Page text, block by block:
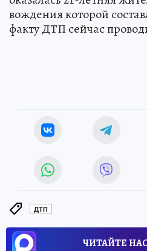
вождения которой
факту ДТП сейчас
ДТП
ЧИТАЙТЕ